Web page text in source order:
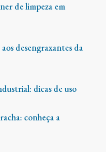
de limpeza em
desengraxantes da
dicas de uso
conheça a